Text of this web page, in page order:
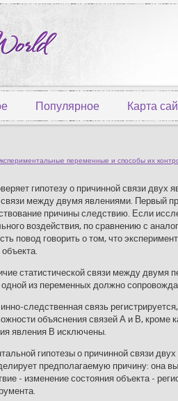
Популярное Карта
переменные и способы их
гипотезу о причинной связи
связи между двумя явлениями. Первый
причины следствию. Если
воздействия, по сравнению с
повод говорить о том, что
статистической связи между двумя
из переменных должно
следственная связь
объяснения связей А и В, кроме
явления В исключены.
гипотезы о причинной связи
предполагаемую причину: она
- изменение состояния объекта -